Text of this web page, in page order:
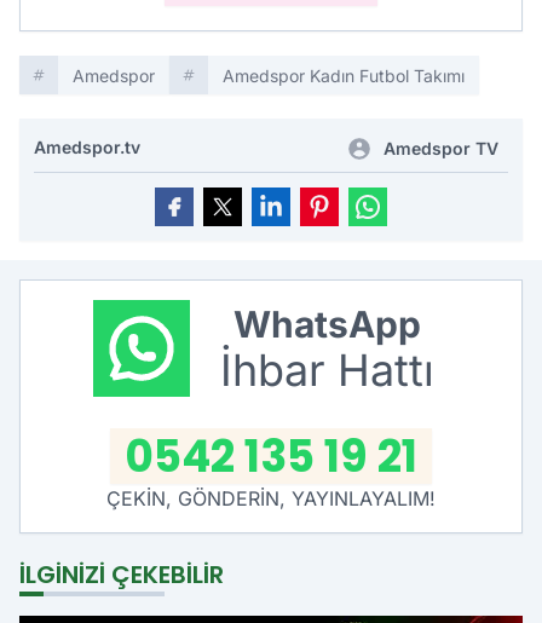
Amedspor Amedspor Kadın Futbol Takımı
Amedspor.tv Amedspor TV
WhatsApp
İhbar Hattı
0542 135 19 21
ÇEKİN, GÖNDERİN, YAYINLAYALIM!
İLGINIZI ÇEKEBILIR